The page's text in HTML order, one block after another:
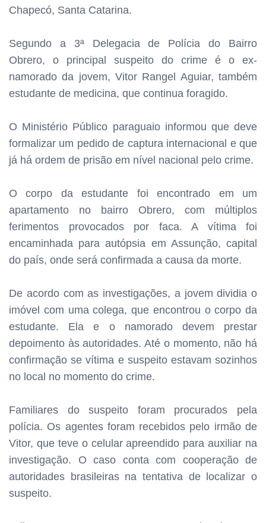
Chapecó, Santa Catarina.
Segundo a 3ª Delegacia de Polícia do Bairro
Obrero, o principal suspeito do crime é o ex-
namorado da jovem, Vitor Rangel Aguiar, também
estudante de medicina, que continua foragido.
O Ministério Público paraguaio informou que deve
formalizar um pedido de captura internacional e que
já há ordem de prisão em nível nacional pelo crime.
O corpo da estudante foi encontrado em um
apartamento no bairro Obrero, com múltiplos
ferimentos provocados por faca. A vítima foi
encaminhada para autópsia em Assunção, capital
do país, onde será confirmada a causa da morte.
De acordo com as investigações, a jovem dividia o
imóvel com uma colega, que encontrou o corpo da
estudante. Ela e o namorado devem prestar
depoimento às autoridades. Até o momento, não há
confirmação se vítima e suspeito estavam sozinhos
no local no momento do crime.
Familiares do suspeito foram procurados pela
polícia. Os agentes foram recebidos pelo irmão de
Vitor, que teve o celular apreendido para auxiliar na
investigação. O caso conta com cooperação de
autoridades brasileiras na tentativa de localizar o
suspeito.